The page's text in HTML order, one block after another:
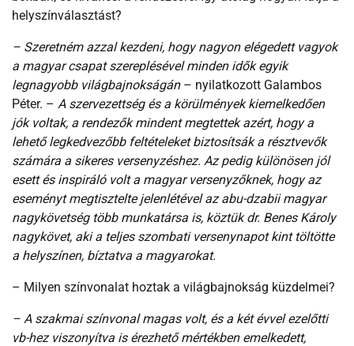
helyszínválasztást?
– Szeretném azzal kezdeni, hogy nagyon elégedett vagyok
a magyar csapat szereplésével minden idők egyik
legnagyobb világbajnokságán– nyilatkozott Galambos
Péter. – A szervezettség és a körülmények kiemelkedően
jók voltak, a rendezők mindent megtettek azért, hogy a
lehető legkedvezőbb feltételeket biztosítsák a résztvevők
számára a sikeres versenyzéshez. Az pedig különösen jól
esett és inspiráló volt a magyar versenyzőknek, hogy az
eseményt megtisztelte jelenlétével az abu-dzabii magyar
nagykövetség több munkatársa is, köztük dr. Benes Károly
nagykövet, aki a teljes szombati versenynapot kint töltötte
a helyszínen, bíztatva a magyarokat.
– Milyen színvonalat hoztak a világbajnokság küzdelmei?
– A szakmai színvonal magas volt, és a két évvel ezelőtti
vb-hez viszonyítva is érezhető mértékben emelkedett,